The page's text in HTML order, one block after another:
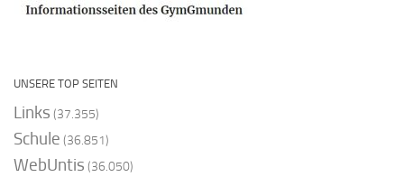
UNSERE TOP SEITEN
Links (37.355)
Schule (36.851)
WebUntis (36.050)